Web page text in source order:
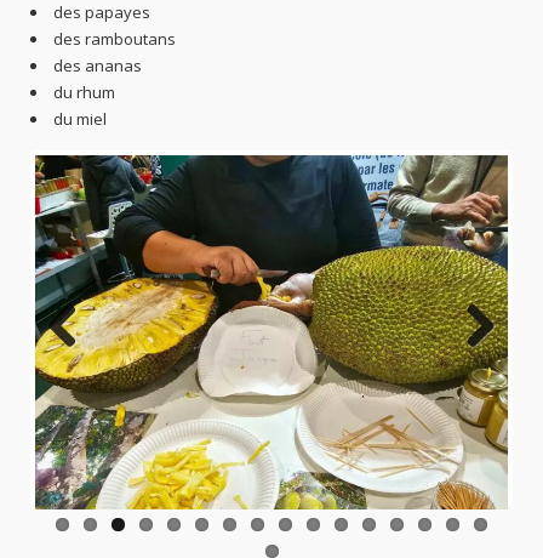
des papayes
des ramboutans
des ananas
du rhum
du miel
Previo
us
Next